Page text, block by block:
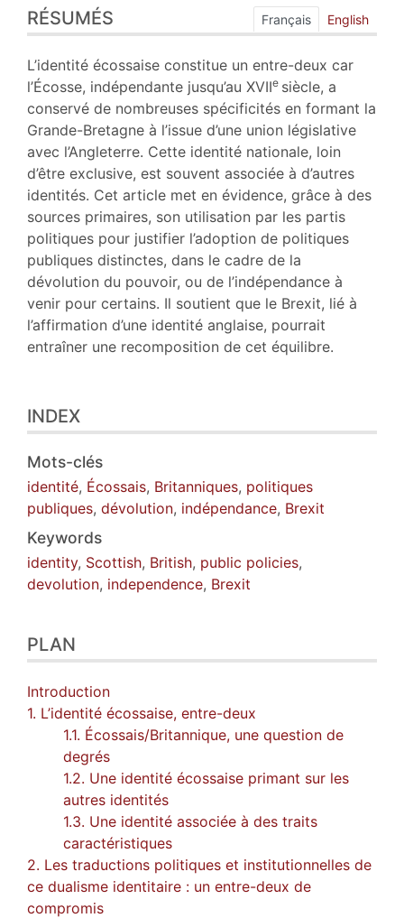
Index
Plan
Texte
Bibliographie
Citer cet article
Auteur
RÉSUMÉS Français English
L’identité écossaise constitue un entre-deux car
l’Écosse, indépendante jusqu’au XVIIe siècle, a
conservé de nombreuses spécificités en formant la
Grande-Bretagne à l’issue d’une union législative
avec l’Angleterre. Cette identité nationale, loin
d’être exclusive, est souvent associée à d’autres
identités. Cet article met en évidence, grâce à des
sources primaires, son utilisation par les partis
politiques pour justifier l’adoption de politiques
publiques distinctes, dans le cadre de la
dévolution du pouvoir, ou de l’indépendance à
venir pour certains. Il soutient que le Brexit, lié à
l’affirmation d’une identité anglaise, pourrait
entraîner une recomposition de cet équilibre.
INDEX
Mots-clés
identité, Écossais, Britanniques, politiques
publiques, dévolution, indépendance, Brexit
Keywords
identity, Scottish, British, public policies,
devolution, independence, Brexit
PLAN
Introduction
1. L’identité écossaise, entre-deux
1.1. Écossais/Britannique, une question de
degrés
1.2. Une identité écossaise primant sur les
autres identités
1.3. Une identité associée à des traits
caractéristiques
2. Les traductions politiques et institutionnelles de
ce dualisme identitaire : un entre-deux de
compromis